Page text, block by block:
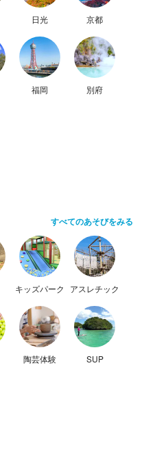
日光 京都
福岡 別府
すべてのあそびをみる
キッズパーク アスレチック
陶芸体験 SUP